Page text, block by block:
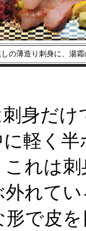
の薄造り刺身に、湯
身だ
軽く
れは
れて
で皮